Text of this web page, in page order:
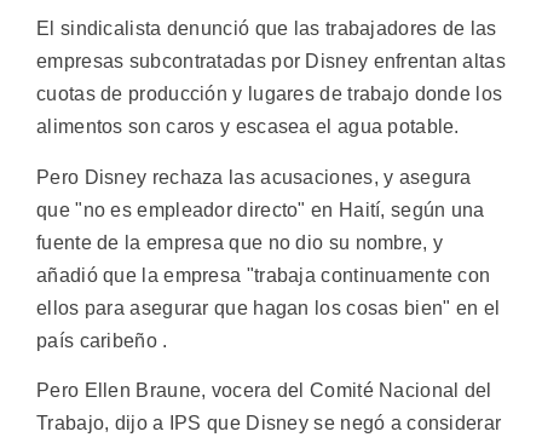
El sindicalista denunció que las trabajadores de las
empresas subcontratadas por Disney enfrentan altas
cuotas de producción y lugares de trabajo donde los
alimentos son caros y escasea el agua potable.
Pero Disney rechaza las acusaciones, y asegura
que "no es empleador directo" en Haití, según una
fuente de la empresa que no dio su nombre, y
añadió que la empresa "trabaja continuamente con
ellos para asegurar que hagan los cosas bien" en el
país caribeño .
Pero Ellen Braune, vocera del Comité Nacional del
Trabajo, dijo a IPS que Disney se negó a considerar